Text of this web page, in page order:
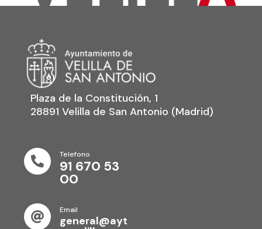
Plaza de la Constitución, 1
28891 Velilla de San Antonio (Madrid)

Telefono
91 670 53
00

Email
general@ayt